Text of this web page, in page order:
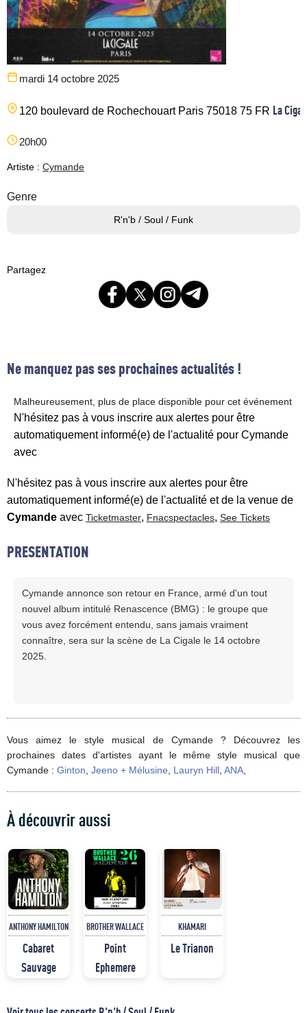
mardi 14 octobre 2025
120 boulevard de Rochechouart Paris 75018 75 FR La
20h00
Artiste : Cymande
Genre
R'n'b / Soul / Funk
Partagez
Ne manquez pas ses prochaines actualités !
Malheureusement, plus de place disponible pour cet événement
N'hésitez pas à vous inscrire aux alertes pour être
automatiquement informé(e) de l'actualité pour Cymande
avec
N'hésitez pas à vous inscrire aux alertes pour être
automatiquement informé(e) de l'actualité et de la venue de
Cymande avec Ticketmaster, Fnacspectacles, See Tickets
PRESENTATION
Cymande annonce son retour en France, armé d'un tout
nouvel album intitulé Renascence (BMG) : le groupe que
vous avez forcément entendu, sans jamais vraiment
connaître, sera sur la scène de La Cigale le 14 octobre
2025.
Vous aimez le style musical de Cymande ? Découvrez les
prochaines dates d'artistes ayant le même style musical que
Cymande : Ginton Jeeno + Mélusine Lauryn Hill ANA
À découvrir aussi
ANTHONY HAMILTON
Cabaret
Sauvage
BROTHER WALLACE
Point
Ephemere
KHAMARI
Le Trianon